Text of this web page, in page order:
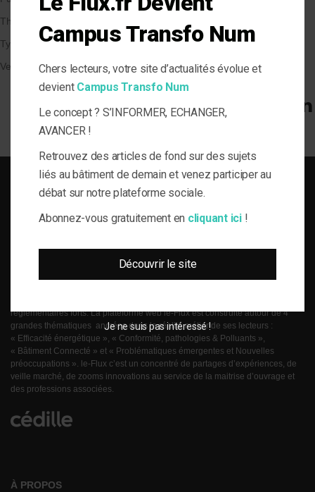
Thématique
Types de Bâtiment
Veille et solutions
réglementaires forts. La plateforme web le-Flux est construite autour de 4
grandes thématiques ancrées dans la réalité métier de ses lecteurs :
« Efficacité énergétique », « Conformité, pathologies & Polluants »,
« Bâtiment Connecté » et « Problématiques émergentes et Nouvelles
préoccupations ». le-Flux c’est un concentré de partages d’expériences, de
veille marché, de zooms innovations au service de la maitrise d’ouvrage et
des professions associées.
À PROPOS
Campus Transfo Num
Chers lecteurs, votre site d’actualités évolue et
devient Campus Transfo Num
Le concept ? S’INFORMER, ECHANGER,
AVANCER !
Retrouvez des articles de fond sur des sujets
liés au bâtiment de demain et venez participer au
débat sur notre plateforme sociale.
Abonnez-vous gratuitement en cliquant ici!
Découvrir le site
Je ne suis pas intéressé !